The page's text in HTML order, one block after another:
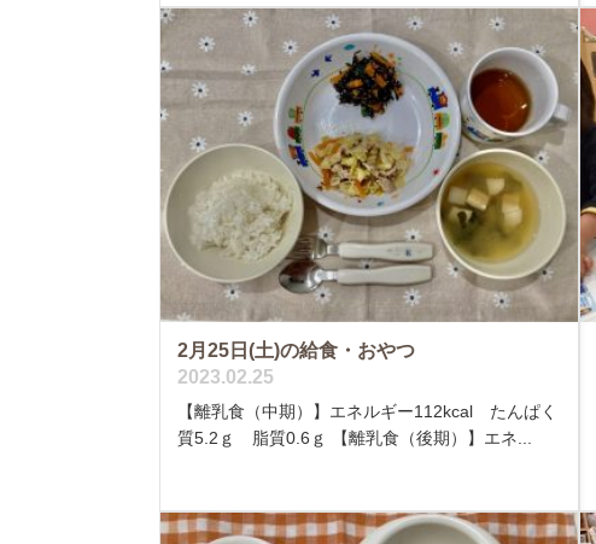
2月25日(土)の給食・おやつ
2023.02.25
【離乳食（中期）】エネルギー112kcal たんぱく
質5.2ｇ 脂質0.6ｇ 【離乳食（後期）】エネ...